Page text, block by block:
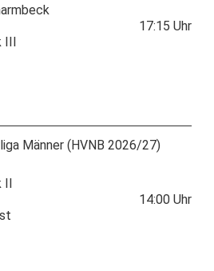
17:15 Uhr
Männer (HVNB 2026/27)
14:00 Uhr